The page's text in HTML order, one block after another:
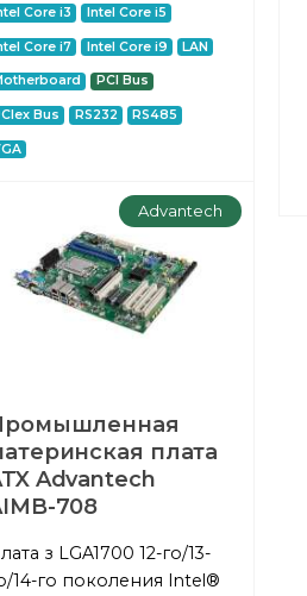
Core i3 Intel Core i5
Core i7 Intel Core i9 LAN
PCI Bus
Bus RS232 RS485
Advantech
плата
Advantech
708
з LGA1700 12-го/13-
14-го поколения Intel®